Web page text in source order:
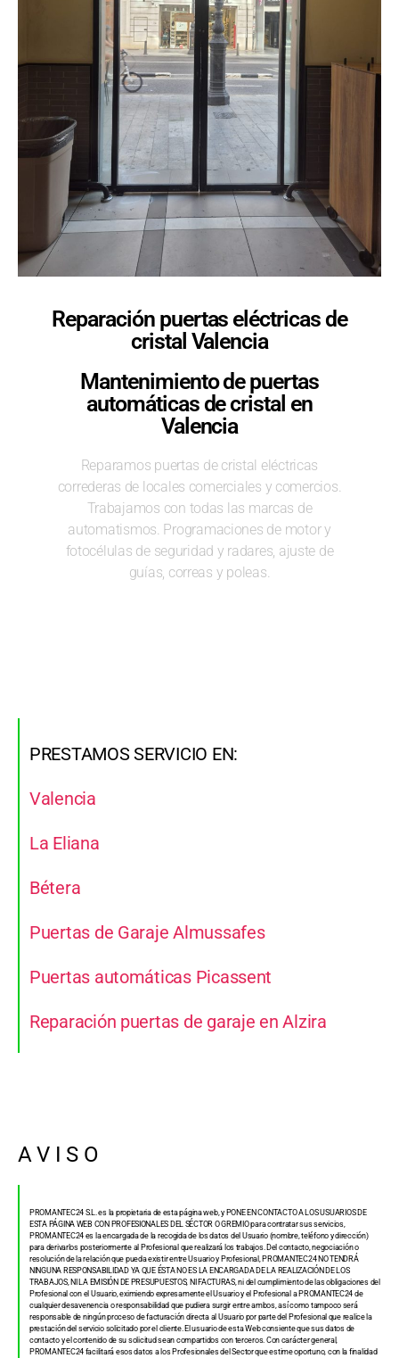
Reparación puertas eléctricas de
cristal Valencia
Mantenimiento de puertas
automáticas de cristal en
Valencia
Reparamos puertas de cristal eléctricas
correderas de locales comerciales y comercios.
Trabajamos con todas las marcas de
automatismos. Programaciones de motor y
fotocélulas de seguridad y radares, ajuste de
guías, correas y poleas.
PRESTAMOS SERVICIO EN:
Valencia
La Eliana
Bétera
Puertas de Garaje Almussafes
Puertas automáticas Picassent
Reparación puertas de garaje en Alzira
A V I S O
PROMANTEC24 S.L. es la propietaria de esta página web, y PONE EN CONTACTO A LOS USUARIOS DE
ESTA PÁGINA WEB CON PROFESIONALES DEL SÉCTOR O GREMIO para contratar sus servicios,
PROMANTEC24 es la encargada de la recogida de los datos del Usuario (nombre, teléfono y dirección)
para derivarlos posteriormente al Profesional que realizará los trabajos. Del contacto, negociación o
resolución de la relación que pueda existir entre Usuario y Profesional, PROMANTEC24 NO TENDRÁ
NINGUNA RESPONSABILIDAD YA QUE ÉSTA NO ES LA ENCARGADA DE LA REALIZACIÓN DE LOS
TRABAJOS, NI LA EMISIÓN DE PRESUPUESTOS, NI FACTURAS, ni del cumplimiento de las obligaciones del
Profesional con el Usuario, eximiendo expresamente el Usuario y el Profesional a PROMANTEC24 de
cualquier desavenencia o responsabilidad que pudiera surgir entre ambos, así como tampoco será
responsable de ningún proceso de facturación directa al Usuario por parte del Profesional que realice la
prestación del servicio solicitado por el cliente. El usuario de esta Web consiente que sus datos de
contacto y el contenido de su solicitud sean compartidos con terceros. Con carácter general,
PROMANTEC24 facilitará esos datos a los Profesionales del Sector que estime oportuno, con la finalidad